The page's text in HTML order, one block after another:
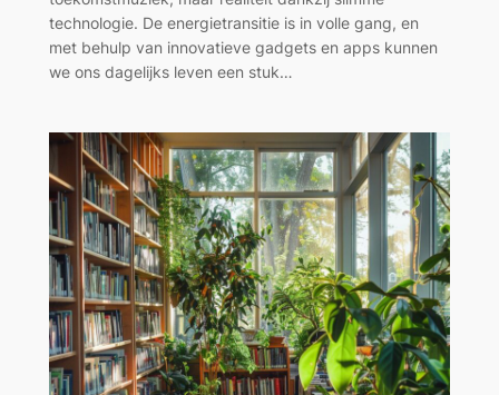
technologie. De energietransitie is in volle gang, en
met behulp van innovatieve gadgets en apps kunnen
we ons dagelijks leven een stuk…